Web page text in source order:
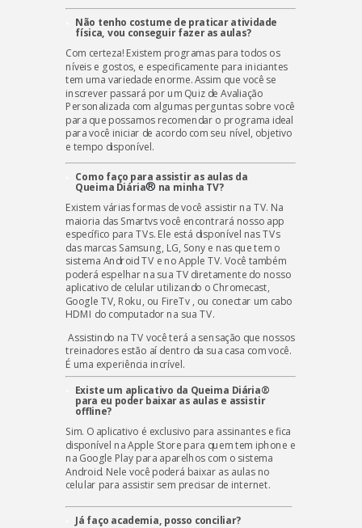
Como faço para assistir as aulas da
Queima Diária® na minha TV?
Existem várias formas de você assistir na TV. Na
maioria das Smartvs você encontrará nosso app
específico para TVs. Ele está disponível nas TVs
das marcas Samsung, LG, Sony e nas que tem o
sistema Android TV e no Apple TV. Você também
poderá espelhar na sua TV diretamente do nosso
aplicativo de celular utilizando o Chromecast,
Google TV, Roku, ou FireTv , ou conectar um cabo
HDMI do computador na sua TV.
Assistindo na TV você terá a sensação que nossos
treinadores estão aí dentro da sua casa com você.
É uma experiência incrível.
Não tenho costume de praticar atividade
física, vou conseguir fazer as aulas?
Com certeza! Existem programas para todos os
níveis e gostos, e especificamente para iniciantes
tem uma variedade enorme. Assim que você se
inscrever passará por um Quiz de Avaliação
Personalizada com algumas perguntas sobre você
para que possamos recomendar o programa ideal
para você iniciar de acordo com seu nível, objetivo
e tempo disponível.
Existe um aplicativo da Queima Diária®
para eu poder baixar as aulas e assistir
offline?
Sim. O aplicativo é exclusivo para assinantes e fica
disponível na Apple Store para quem tem iphone e
na Google Play para aparelhos com o sistema
Android. Nele você poderá baixar as aulas no
celular para assistir sem precisar de internet.
Já faço academia, posso conciliar?